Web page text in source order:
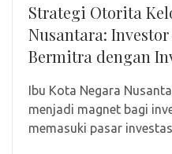
Strategi Otorita
Nusantara:
Bermitra dengan
Ibu Kota Negara
menjadi magnet bagi
memasuki pasar